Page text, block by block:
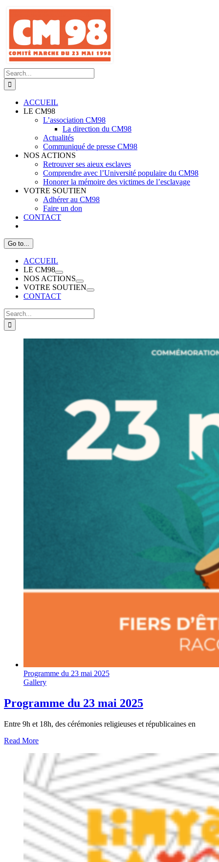
Skip
content
Search
for:
ACCUEIL
LE CM98
L’association CM98
La direction du CM98
Actualités
Communiqué de presse CM98
NOS ACTIONS
Retrouver ses aieux esclaves
Comprendre avec l’Université populaire du CM98
Honorer la mémoire des victimes de l’esclavage
VOTRE SOUTIEN
Adhérer au CM98
Faire un don
CONTACT
Go to...
ACCUEIL
LE CM98
NOS ACTIONS
VOTRE SOUTIEN
CONTACT
Search
for:
Programme du 23 mai 2025
Gallery
Programme du 23 mai 2025
Entre 9h et 18h, des cérémonies religieuses et républicaines en
Read More